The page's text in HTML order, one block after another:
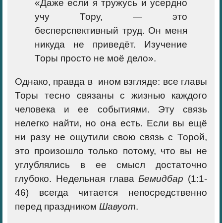
«Даже если я тружусь и усердно
учу Тору, — это
бесперспективный труд. Он меня
никуда не приведёт. Изучение
Торы просто не моё дело».
Однако, правда в ином взгляде: все главы
Торы тесно связаны с жизнью каждого
человека и ее событиями. Эту связь
нелегко найти, но она есть. Если вы ещё
ни разу не ощутили свою связь с Торой,
это произошло только потому, что вы не
углублялись в ее смысл достаточно
глубоко. Недельная главаБемидбар (1:1-
46) всегда читается непосредственно
перед праздником Шавуот.